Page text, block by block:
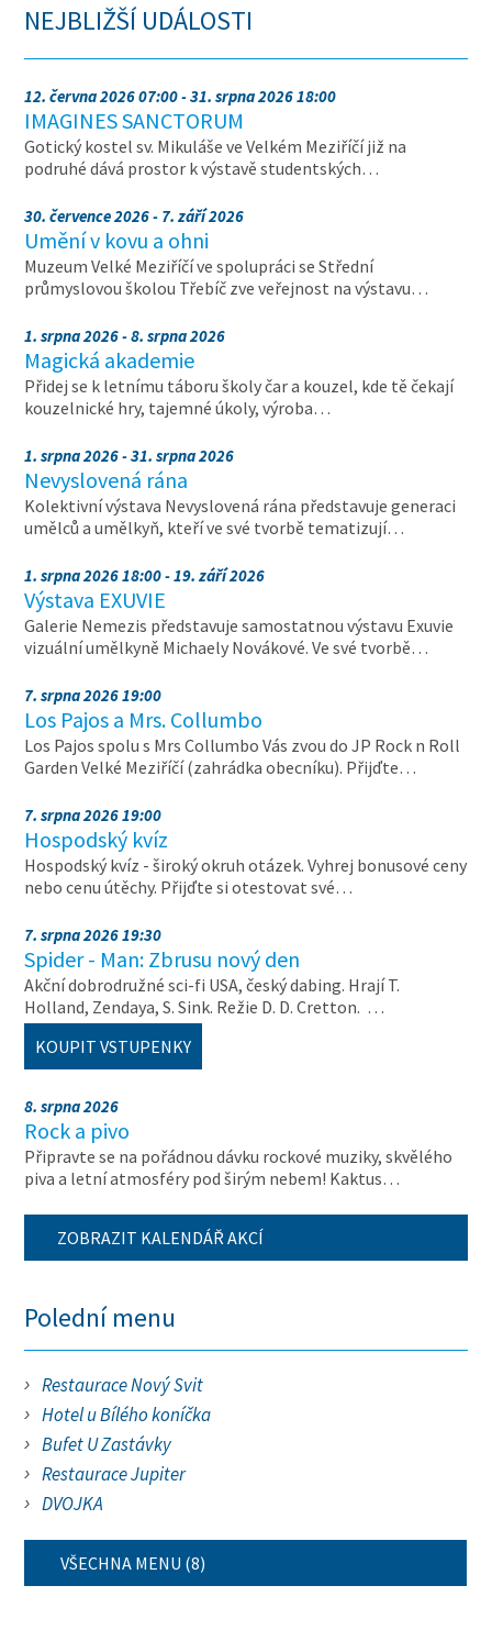
NEJBLIŽŠÍ UDÁLOSTI
12. června 2026 07:00 - 31. srpna 2026 18:00
IMAGINES SANCTORUM
Gotický kostel sv. Mikuláše ve Velkém Meziříčí již na
podruhé dává prostor k výstavě studentských…
30. července 2026 - 7. září 2026
Umění v kovu a ohni
Muzeum Velké Meziříčí ve spolupráci se Střední
průmyslovou školou Třebíč zve veřejnost na výstavu…
1. srpna 2026 - 8. srpna 2026
Magická akademie
Přidej se k letnímu táboru školy čar a kouzel, kde tě čekají
kouzelnické hry, tajemné úkoly, výroba…
1. srpna 2026 - 31. srpna 2026
Nevyslovená rána
Kolektivní výstava Nevyslovená rána představuje generaci
umělců a umělkyň, kteří ve své tvorbě tematizují…
1. srpna 2026 18:00 - 19. září 2026
Výstava EXUVIE
Galerie Nemezis představuje samostatnou výstavu Exuvie
vizuální umělkyně Michaely Novákové. Ve své tvorbě…
7. srpna 2026 19:00
Los Pajos a Mrs. Collumbo
Los Pajos spolu s Mrs Collumbo Vás zvou do JP Rock n Roll
Garden Velké Meziříčí (zahrádka obecníku). Přijďte…
7. srpna 2026 19:00
Hospodský kvíz
Hospodský kvíz - široký okruh otázek. Vyhrej bonusové ceny
nebo cenu útěchy. Přijďte si otestovat své…
7. srpna 2026 19:30
Spider - Man: Zbrusu nový den
Akční dobrodružné sci-fi USA, český dabing. Hrají T.
Holland, Zendaya, S. Sink. Režie D. D. Cretton. …
KOUPIT VSTUPENKY
8. srpna 2026
Rock a pivo
Připravte se na pořádnou dávku rockové muziky, skvělého
piva a letní atmosféry pod širým nebem! Kaktus…
ZOBRAZIT KALENDÁŘ AKCÍ
Polední menu
Restaurace Nový Svit
Hotel u Bílého koníčka
Bufet U Zastávky
Restaurace Jupiter
DVOJKA
VŠECHNA MENU (8)